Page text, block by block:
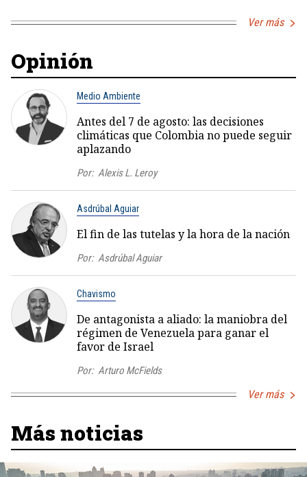
Ver más
Opinión
Medio Ambiente
Antes del 7 de agosto: las decisiones
climáticas que Colombia no puede seguir
aplazando
Por: Alexis L. Leroy
Asdrúbal Aguiar
El fin de las tutelas y la hora de la nación
Por: Asdrúbal Aguiar
Chavismo
De antagonista a aliado: la maniobra del
régimen de Venezuela para ganar el
favor de Israel
Por: Arturo McFields
Ver más
Más noticias